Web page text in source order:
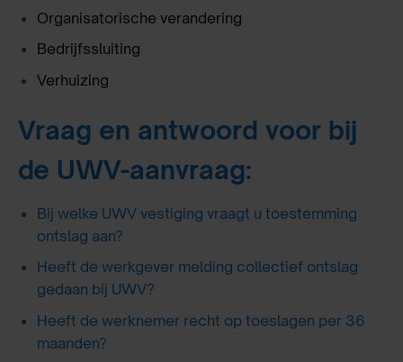
Organisatorische verandering
Bedrijfssluiting
Verhuizing
Vraag en antwoord voor bij
de UWV-aanvraag:
Bij welke UWV vestiging vraagt u toestemming
ontslag aan?
Heeft de werkgever melding collectief ontslag
gedaan bij UWV?
Heeft de werknemer recht op toeslagen per 36
maanden?